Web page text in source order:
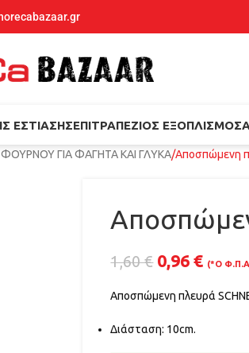
ΕΣΤΊΑΣΗΣΕΠΙΤΡΑΠΈΖΙΟΣ ΕΞΟΠΛΙΣΜΌΣ
ΦΟΥΡΝΟΥ ΓΙΑ ΦΑΓΗΤΑ ΚΑΙ ΓΛΥΚΑ Αποσπώμενη
1,60€ 0,96€ (*Ο Φ.Π.Α
Αποσπώμενη πλευρά
Διάσταση: 10cm.